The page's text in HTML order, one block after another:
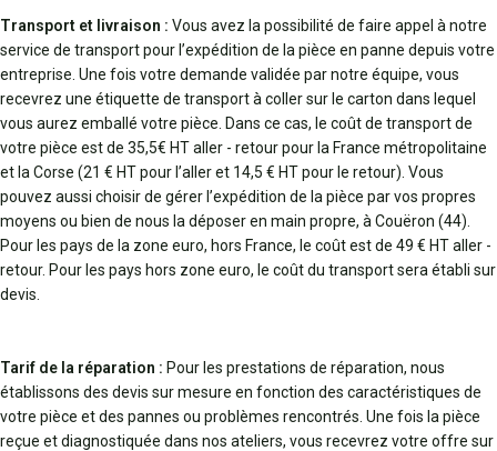
Transport et livraison : Vous avez la possibilité de faire appel à notre
service de transport pour l’expédition de la pièce en panne depuis votre
entreprise. Une fois votre demande validée par notre équipe, vous
recevrez une étiquette de transport à coller sur le carton dans lequel
vous aurez emballé votre pièce. Dans ce cas, le coût de transport de
votre pièce est de 35,5€ HT aller - retour pour la France métropolitaine
et la Corse (21 € HT pour l’aller et 14,5 € HT pour le retour). Vous
pouvez aussi choisir de gérer l’expédition de la pièce par vos propres
moyens ou bien de nous la déposer en main propre, à Couëron (44).
Pour les pays de la zone euro, hors France, le coût est de 49 € HT aller -
retour. Pour les pays hors zone euro, le coût du transport sera établi sur
devis.
Tarif de la réparation : Pour les prestations de réparation, nous
établissons des devis sur mesure en fonction des caractéristiques de
votre pièce et des pannes ou problèmes rencontrés. Une fois la pièce
reçue et diagnostiquée dans nos ateliers, vous recevrez votre offre sur